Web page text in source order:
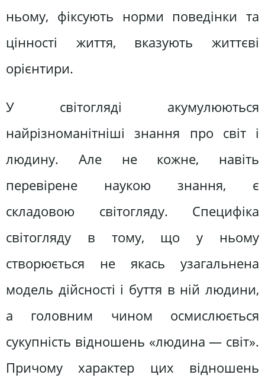
ньому, фіксують норми поведінки та
цінності життя, вказують життєві
орієнтири.
У світогляді акумулюються
найрізноманітніші знання про світ і
людину. Але не кожне, навіть
перевірене наукою знання, є
складовою світогляду. Специфіка
світогляду в тому, що у ньому
створюється не якась узагальнена
модель дійсності і буття в ній людини,
а головним чином осмислюється
сукупність відношень «людина — світ».
Причому характер цих відношень